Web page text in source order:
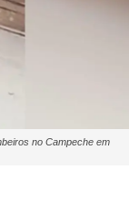
no Campeche em